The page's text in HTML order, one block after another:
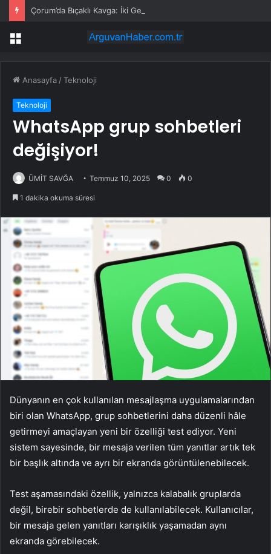
Çorum’da Bıçaklı Kavga: İki Genç Yaralı
Menü
Anasayfa /Teknoloji
Teknoloji
WhatsApp grup sohbetleri
değişiyor!
ÜMİT SAVĞA Temmuz 10, 2025 0 0
1 dakika okuma süresi
Dünyanın en çok kullanılan mesajlaşma uygulamalarından
biri olan WhatsApp, grup sohbetlerini daha düzenli hâle
getirmeyi amaçlayan yeni bir özelliği test ediyor. Yeni
sistem sayesinde, bir mesaja verilen tüm yanıtlar artık tek
bir başlık altında ve ayrı bir ekranda görüntülenebilecek.
Test aşamasındaki özellik, yalnızca kalabalık gruplarda
değil, birebir sohbetlerde de kullanılabilecek. Kullanıcılar,
bir mesaja gelen yanıtları karışıklık yaşamadan aynı
ekranda görebilecek.